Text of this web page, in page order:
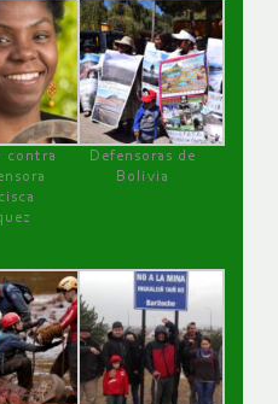
contra
Defensoras de
Bolivia